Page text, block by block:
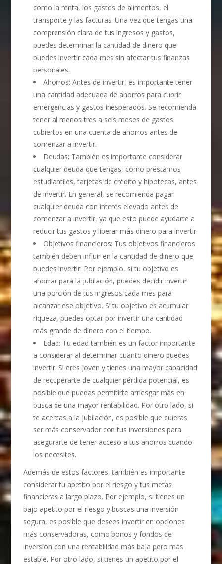
como la renta, los gastos de alimentos, el
transporte y las facturas. Una vez que tengas una
comprensión clara de tus ingresos y gastos,
puedes determinar la cantidad de dinero que
puedes invertir cada mes sin afectar tus finanzas
personales.
Ahorros: Antes de invertir, es importante tener
una cantidad adecuada de ahorros para cubrir
emergencias y gastos inesperados. Se recomienda
tener al menos tres a seis meses de gastos
cubiertos en una cuenta de ahorros antes de
comenzar a invertir.
Deudas: También es importante considerar
cualquier deuda que tengas, como préstamos
estudiantiles, tarjetas de crédito y hipotecas, antes
de invertir. En general, se recomienda pagar
cualquier deuda con interés elevado antes de
comenzar a invertir, ya que esto puede ayudarte a
reducir tus gastos y liberar más dinero para invertir.
Objetivos financieros: Tus objetivos financieros
también deben influir en la cantidad de dinero que
puedes invertir. Por ejemplo, si tu objetivo es
ahorrar para la jubilación, puedes decidir invertir
una porción de tus ingresos cada mes para
alcanzar ese objetivo. Si tu objetivo es acumular
riqueza, puedes optar por invertir una cantidad
más grande de dinero con el tiempo.
Edad: Tu edad también es un factor importante
a considerar al determinar cuánto dinero puedes
invertir. Si eres joven y tienes una mayor capacidad
de recuperarte de cualquier pérdida potencial, es
posible que puedas permitirte arriesgar más en
busca de una mayor rentabilidad. Por otro lado, si
te acercas a la jubilación, es posible que quieras
ser más conservador con tus inversiones para
asegurarte de tener acceso a tus ahorros cuando
los necesites.
Además de estos factores, también es importante
considerar tu apetito por el riesgo y tus metas
financieras a largo plazo. Por ejemplo, si tienes un
bajo apetito por el riesgo y buscas una inversión
segura, es posible que desees invertir en opciones
más conservadoras, como bonos y fondos de
inversión con una rentabilidad más baja pero más
estable. Por otro lado, si tienes un apetito por el